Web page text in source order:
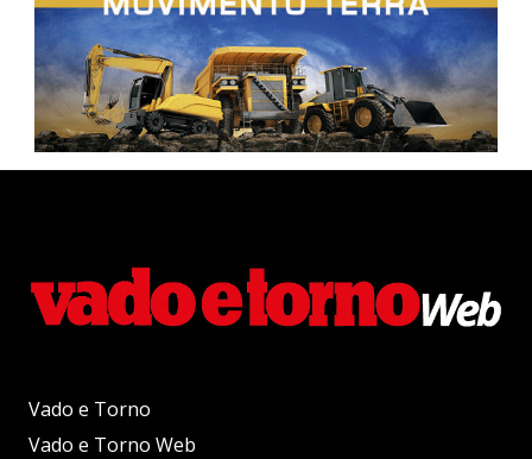
Vado e Torno
Vado e Torno Web